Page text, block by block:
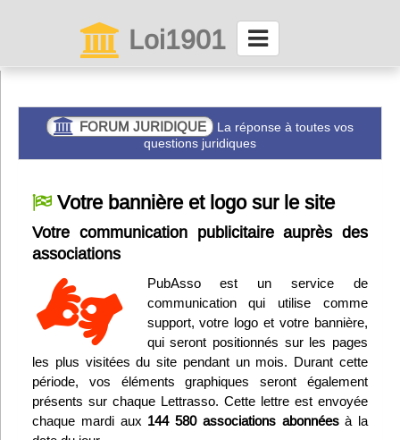
Loi1901
Connexion
ServiceAsso
Partager
VieAsso
Infos
FORUM JURIDIQUE
La réponse à toutes vos
questions juridiques
Votre bannière et logo sur le site
Votre communication publicitaire auprès des
associations
PubAsso est un service de
communication qui utilise comme
support, votre logo et votre bannière,
qui seront positionnés sur les pages
les plus visitées du site pendant un mois. Durant cette
période, vos éléments graphiques seront également
présents sur chaque Lettrasso. Cette lettre est envoyée
chaque mardi aux 144 580 associations abonnéesà la